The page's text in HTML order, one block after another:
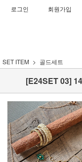
로그인 회원가입
SET ITEM 골드세트
[E24SET 03]